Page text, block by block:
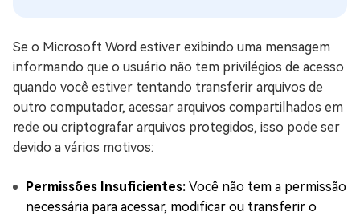
Se o Microsoft Word estiver exibindo uma mensagem
informando que o usuário não tem privilégios de acesso
quando você estiver tentando transferir arquivos de
outro computador, acessar arquivos compartilhados em
rede ou criptografar arquivos protegidos, isso pode ser
devido a vários motivos:
Permissões Insuficientes: Você não tem a permissão
necessária para acessar, modificar ou transferir o